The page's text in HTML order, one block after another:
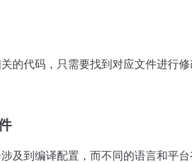
的代码，只需要找到对应文件进行
及到编译配置，而不同的语言和平台